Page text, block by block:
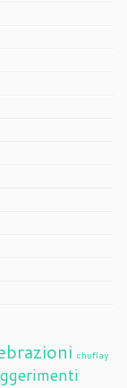
chuflay